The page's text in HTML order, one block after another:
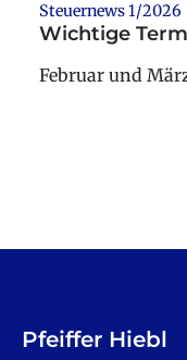
Steuernews 1/2026
Wichtige
Februar und
Pfeiffer Hiebl